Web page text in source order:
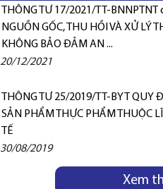
THÔNG TƯ 17/2021/TT-BNNPTNT
NGUỒN GỐC, THU HỒI VÀ XỬ LÝ
KHÔNG BẢO ĐẢM AN ...
20/12/2021
THÔNG TƯ 25/2019/TT-BYT QUY
SẢN PHẨM THỰC PHẨM THUỘC
TẾ
30/08/2019
Xem